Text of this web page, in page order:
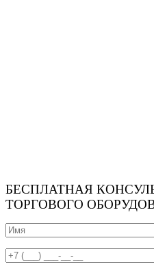
БЕСПЛАТНАЯ
ТОРГОВОГО